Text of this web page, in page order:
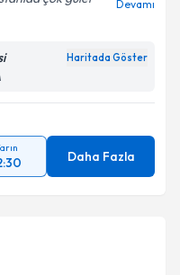
Devamı
Haritada Göster
Daha Fazla